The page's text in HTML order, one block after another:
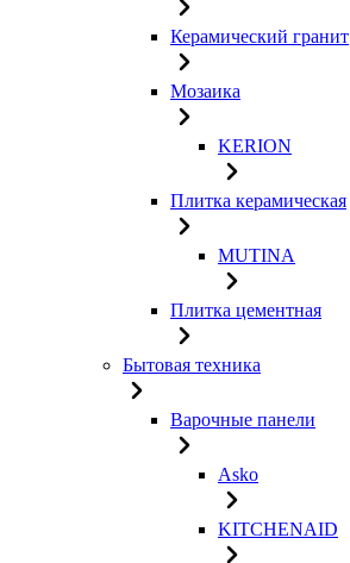
Керамический гранит
Мозаика
KERION
Плитка керамическая
MUTINA
Плитка цементная
Бытовая техника
Варочные панели
Asko
KITCHENAID